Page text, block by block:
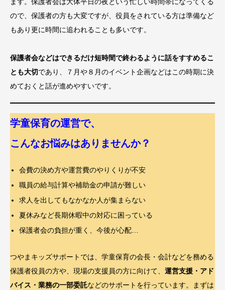
ので、保護者の方も大変ですが、役員をされている方は準備など
もあり更に時間に追われることも多いです。
保護者会などはできるだけ短時間で終わるように話をすすめるこ
とも大切であり、７月や８月のイベント企画などはこの時期に決
めておくと話が進めやすいです。
学童保育の運営で、
こんなお悩みはありませんか？
会費の決め方や運営費のやりくりが不安
職員の給与計算や補助金の申請が難しい
求人を出してもなかなか人が集まらない
夏休みなど長期休暇中の対応に困っている
保護者会の負担が重く、今後が心配…
つやまキッズサポートでは、学童保育の会長・会計などを務める
保護者役員の方や、現場の支援員の方に向けて、 運営支援・アド
バイス・業務の一部委託などのサポートを行っています。まずは